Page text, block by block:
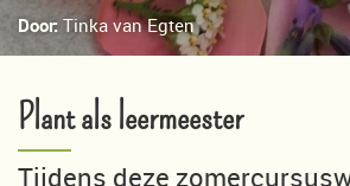
Door: Tinka van Egten
Plant als leermeester
Tijdens deze